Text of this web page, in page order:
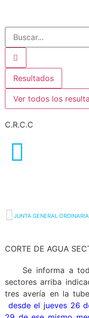
Resultados
Ver todos los
C.R.C.C
CORTE DE AGUA
Se informa a
sectores arriba
tres avería en la
desde el jueves 26